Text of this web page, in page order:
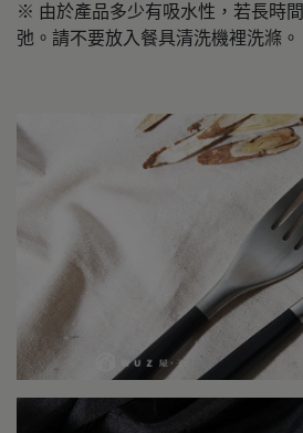
※ 由於產品多少有吸水性，若長時
弛。請不要放入餐具清洗機裡洗滌。